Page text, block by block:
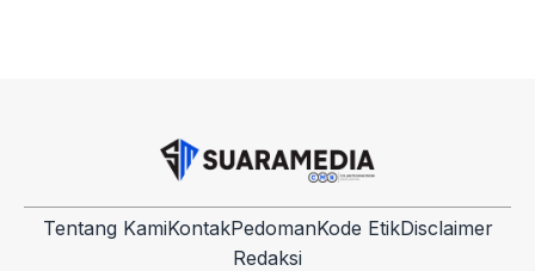
Tentang KamiKontakPedomanKode EtikDisclaimer
Redaksi